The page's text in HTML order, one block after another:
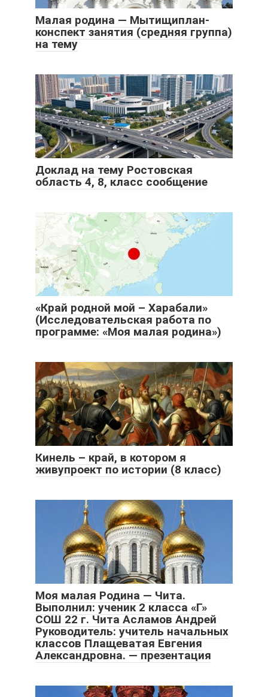
Малая родина — Мытищиплан-
конспект занятия (средняя группа)
на тему
Доклад на тему Ростовская
область 4, 8, класс сообщение
«Край родной мой – Харабали»
(Исследовательская работа по
программе: «Моя малая родина»)
Кинель – край, в котором я
живупроект по истории (8 класс)
Моя малая Родина — Чита.
Выполнил: ученик 2 класса «Г»
СОШ 22 г. Чита Асламов Андрей
Руководитель: учитель начальных
классов Плащеватая Евгения
Александровна. — презентация